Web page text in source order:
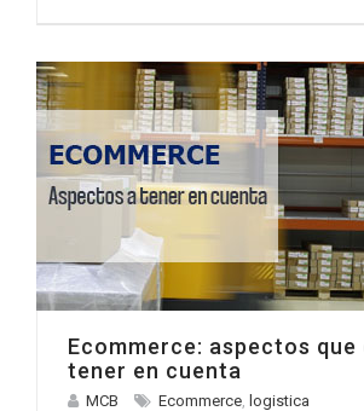
Ecommerce: aspectos que
tener en cuenta
MCB Ecommerce, logistica